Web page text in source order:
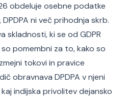
obdeluje osebne podatke
ni več prihodnja skrb.
skladnosti, ki se od GDPR
pomembni za to, kako so
tokovi in pravice
obravnava DPDPA v njeni
indijska privolitev dejansko